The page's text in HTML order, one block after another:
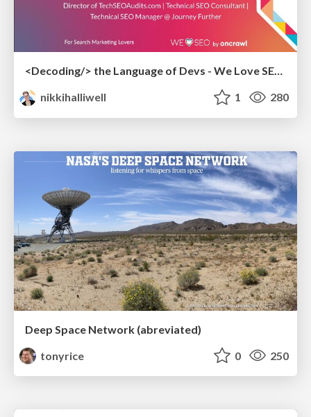
<Decoding/> the Language of Devs - We Love SEO 2024
nikkihalliwell
1 280
Deep Space Network (abreviated)
tonyrice
0 250